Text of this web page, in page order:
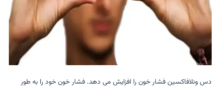
دس ونلافاکسین فشار خون را افزایش می دهد. فشار خون خود را به طور